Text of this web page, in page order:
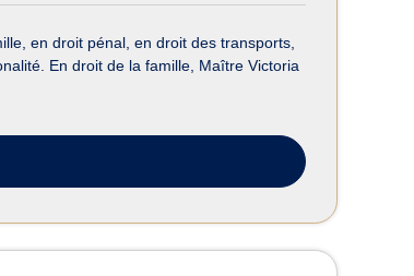
en droit pénal, en droit des transports,
En droit de la famille, Maître Victoria